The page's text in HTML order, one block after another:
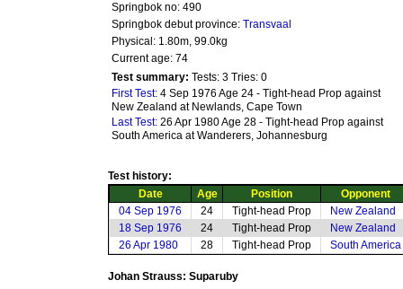
Springbok no: 490
Springbok debut province: Transvaal
Physical: 1.80m, 99.0kg
Current age: 74
Test summary: Tests: 3 Tries: 0
First Test: 4 Sep 1976 Age 24 - Tight-head Prop against
New Zealand at Newlands, Cape Town
Last Test: 26 Apr 1980 Age 28 - Tight-head Prop against
South America at Wanderers, Johannesburg
Test history:
Date
Age Position
Opponent
04 Sep 1976
24 Tight-head Prop
New Zealand
18 Sep 1976
24 Tight-head Prop
New Zealand
26 Apr 1980
28 Tight-head Prop South America
Johan Strauss: Suparuby